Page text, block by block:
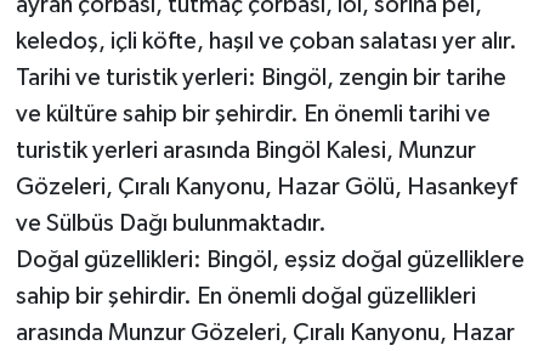
keledoş, içli köfte, haşıl ve çoban salatası yer alır.
Tarihi ve turistik yerleri: Bingöl, zengin bir tarihe
ve kültüre sahip bir şehirdir. En önemli tarihi ve
turistik yerleri arasında Bingöl Kalesi, Munzur
Gözeleri, Çıralı Kanyonu, Hazar Gölü, Hasankeyf
ve Sülbüs Dağı bulunmaktadır.
Doğal güzellikleri: Bingöl, eşsiz doğal güzelliklere
sahip bir şehirdir. En önemli doğal güzellikleri
arasında Munzur Gözeleri, Çıralı Kanyonu, Hazar